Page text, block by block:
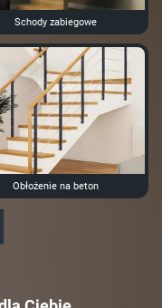
Schody zabiegowe
Obłożenie na beton